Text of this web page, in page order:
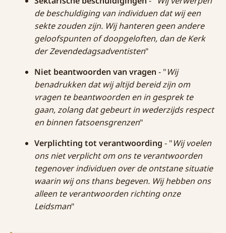
de beschuldiging van individuen dat wij een
sekte zouden zijn. Wij hanteren geen andere
geloofspunten of doopgeloften, dan de Kerk
der Zevendedagsadventisten"
Niet beantwoorden van vragen - "Wij
benadrukken dat wij altijd bereid zijn om
vragen te beantwoorden en in gesprek te
gaan, zolang dat gebeurt in wederzijds respect
en binnen fatsoensgrenzen"
Verplichting tot verantwoording - "Wij voelen
ons niet verplicht om ons te verantwoorden
tegenover individuen over de ontstane situatie
waarin wij ons thans begeven. Wij hebben ons
alleen te verantwoorden richting onze
Leidsman"